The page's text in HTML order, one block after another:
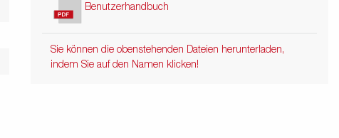
Benutzerhandbuch
Sie können die obenstehenden Dateien herunterladen,
indem Sie auf den Namen klicken!